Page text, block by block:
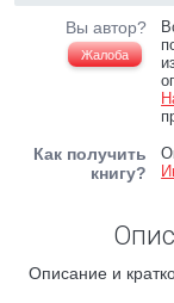
Вы автор?
Жалоба
Как получить
книгу?
Описание и